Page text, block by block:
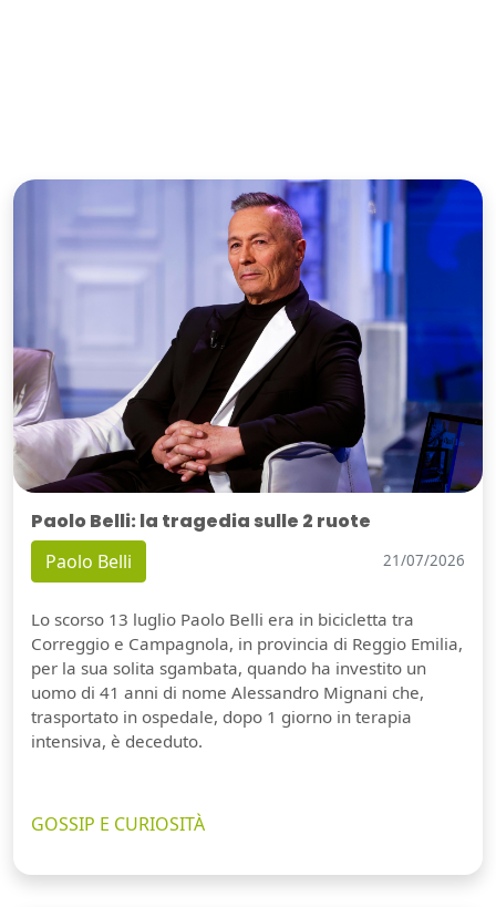
Paolo Belli: la tragedia sulle 2 ruote
Paolo Belli 21/07/2026
Lo scorso 13 luglio Paolo Belli era in bicicletta tra
Correggio e Campagnola, in provincia di Reggio Emilia,
per la sua solita sgambata, quando ha investito un
uomo di 41 anni di nome Alessandro Mignani che,
trasportato in ospedale, dopo 1 giorno in terapia
intensiva, è deceduto.
GOSSIP E CURIOSITÀ